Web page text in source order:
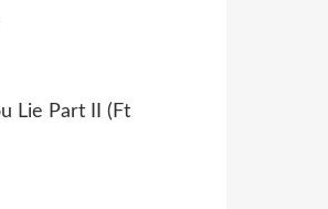
Lie Part II (Ft